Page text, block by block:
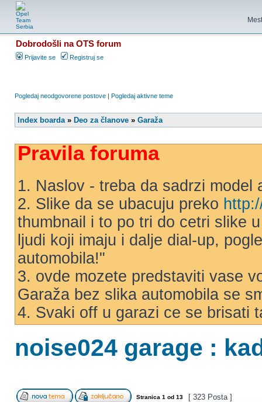
Dobrodošli na OTS forum
Prijavite se Registruj se
Pogledaj neodgovorene postove | Pogledaj aktivne teme
Index boarda» Deo za članove » Garaža
Pravila foruma
1. Naslov - treba da sadrzi model
2. Slike da se ubacuju preko
thumbnail i to po tri do cetri slike
ljudi koji imaju i dalje dial-up,
automobila!"
3. ovde mozete predstaviti vase
Garaža bez slika automobila se
4. Svaki off u garazi ce se brisati
noise024 garage :
Stranica 1 od 13 [ 323 Posta ]